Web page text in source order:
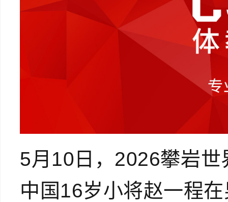
5月10日，2026攀岩
中国16岁小将赵一程